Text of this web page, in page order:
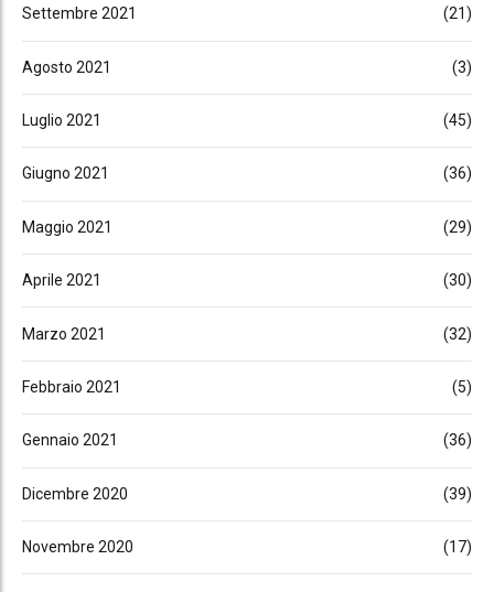
Settembre 2021 (21)
Agosto 2021 (3)
Luglio 2021 (45)
Giugno 2021 (36)
Maggio 2021 (29)
Aprile 2021 (30)
Marzo 2021 (32)
Febbraio 2021 (5)
Gennaio 2021 (36)
Dicembre 2020 (39)
Novembre 2020 (17)